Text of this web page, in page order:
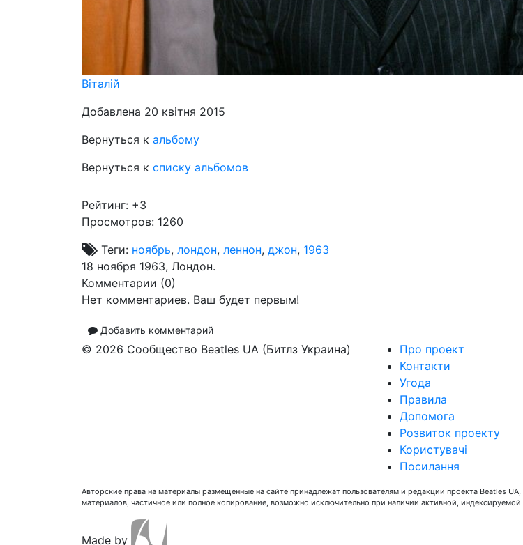
Віталій
Добавлена 20 квітня 2015
Вернуться к альбому
Вернуться к списку альбомов
Рейтинг: +3
Просмотров: 1260
Теги: ноябрь, лондон, леннон, джон, 1963
18 ноября 1963, Лондон.
Комментарии (0)
Нет комментариев. Ваш будет первым!
Добавить комментарий
© 2026 Сообщество Beatles UA (Битлз Украина)
Про проект
Контакти
Угода
Правила
Допомога
Розвиток проекту
Користувачі
Посилання
Авторские права на материалы размещенные на сайте принадлежат пользователям и редакции проекта Beatles
материалов, частичное или полное копирование, возможно исключительно при наличии активной,
Made by